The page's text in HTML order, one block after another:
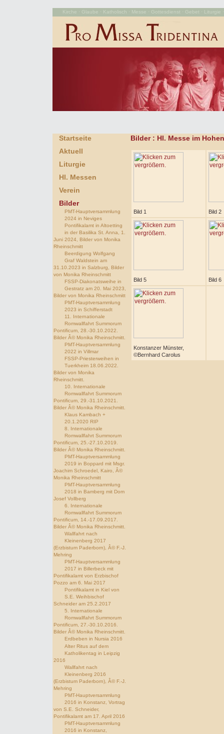
Kirche · Glaube · Katholisch · Messe · Gottesdienst · Gebet ·
Startseite
Aktuell
Liturgie
Hl. Messen
Verein
Bilder
PMT-Hauptversammlung
2024 in Neviges
Pontifikalamt in Altoetting
in der Basilika St. Anna, 1.
Juni 2024, Bilder von Monika
Rheinschmitt
Beerdigung Wolfgang
Graf Waldstein am
31.10.2023 in Salzburg, Bilder
von Monika Rheinschmitt
FSSP-Diakonatsweihe in
Gestratz am 20. Mai 2023,
Bilder von Monika Rheinschmitt
PMT-Hauptversammlung
2023 in Schifferstadt
11. Internationale
Romwallfahrt Summorum
Pontificum, 28.-30.10.2022.
Bilder Â© Monika Rheinschmitt.
PMT-Hauptversammlung
2022 in Villmar
FSSP-Priesterweihen in
Tuerkheim 18.06.2022.
Bilder von Monika
Rheinschmitt.
10. Internationale
Romwallfahrt Summorum
Pontificum, 29.-31.10.2021.
Bilder Â© Monika Rheinschmitt.
Klaus Kambach +
20.1.2020 RIP
8. Internationale
Romwallfahrt Summorum
Pontificum, 25.-27.10.2019.
Bilder Â© Monika Rheinschmitt.
PMT-Hauptversammlung
2019 in Boppard mit Msgr.
Joachim Schroedel, Kairo, Â©
Monika Rheinschmitt
PMT-Hauptversammlung
2018 in Bamberg mit Dom
Josef Vollberg
6. Internationale
Romwallfahrt Summorum
Pontificum, 14.-17.09.2017.
Bilder Â© Monika Rheinschmitt.
Wallfahrt nach
Kleinenberg 2017
(Erzbistum Paderborn), Â© F.-J.
Mehring
PMT-Hauptversammlung
2017 in Billerbeck mit
Pontifikalamt von Erzbischof
Pozzo am 6. Mai 2017
Pontifikalamt in Kiel von
S.E. Weihbischof
Schneider am 25.2.2017
5. Internationale
Romwallfahrt Summorum
Pontificum, 27.-30.10.2016.
Bilder Â© Monika Rheinschmitt.
Erdbeben in Nursia 2016
Alter Ritus auf dem
Katholikentag in Leipzig
2016
Wallfahrt nach
Kleinenberg 2016
(Erzbistum Paderborn), Â© F.-J.
Mehring
PMT-Hauptversammlung
2016 in Konstanz, Vortrag
von S.E. Schneider,
Pontifikalamt am 17. April 2016
PMT-Hauptversammlung
2016 in Konstanz,
Bilder : Hl. Messe im
Bild 1 Bild 2
Bild 5 Bild 6
Konstanzer Münster,
©Bernhard Carolus